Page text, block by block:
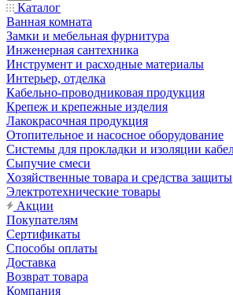
Каталог
Ванная комната
Замки и мебельная фурнитура
Инженерная сантехника
Инструмент и расходные материалы
Интерьер, отделка
Кабельно-проводниковая продукция
Крепеж и крепежные изделия
Лакокрасочная продукция
Отопительное и насосное оборудование
Системы для прокладки и изоляции
Сыпучие смеси
Хозяйственные товара и средства защиты
Электротехнические товары
Акции
Покупателям
Сертификаты
Способы оплаты
Доставка
Возврат товара
Компания